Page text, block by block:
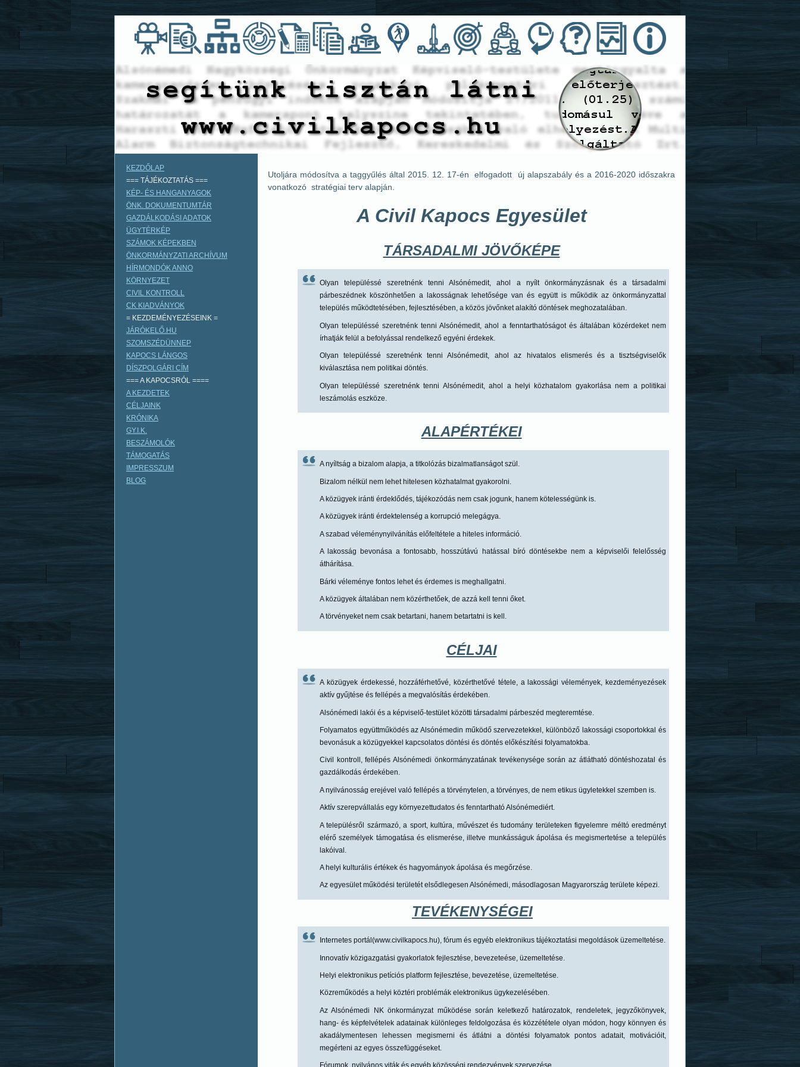
KEZDŐLAP
=== TÁJÉKOZTATÁS ===
KÉP- ÉS HANGANYAGOK
ÖNK. DOKUMENTUMTÁR
GAZDÁLKODÁSI ADATOK
ÜGYTÉRKÉP
SZÁMOK KÉPEKBEN
ÖNKORMÁNYZATI ARCHÍVUM
HÍRMONDÓK ANNO
KÖRNYEZET
CIVIL KONTROLL
CK KIADVÁNYOK
= KEZDEMÉNYEZÉSEINK =
JÁRÓKELŐ.HU
SZOMSZÉDÜNNEP
KAPOCS LÁNGOS
DÍSZPOLGÁRI CÍM
=== A KAPOCSRÓL ====
A KEZDETEK
CÉLJAINK
KRÓNIKA
GY.I.K.
BESZÁMOLÓK
TÁMOGATÁS
IMPRESSZUM
BLOG
Utoljára módosítva a taggyűlés által 2015. 12. 17-én elfogadott új alapszabály és a 2016-2020 időszakra
vonatkozó stratégiai terv alapján.
A Civil Kapocs Egyesület
TÁRSADALMI JÖVŐKÉPE
Olyan településsé szeretnénk tenni Alsónémedit, ahol a nyílt önkormányzásnak és a társadalmi
párbeszédnek köszönhetően a lakosságnak lehetősége van és együtt is működik az önkormányzattal
település működtetésében, fejlesztésében, a közös jövőnket alakító döntések meghozatalában.
Olyan településsé szeretnénk tenni Alsónémedit, ahol a fenntarthatóságot és általában közérdeket nem
írhatják felül a befolyással rendelkező egyéni érdekek.
Olyan településsé szeretnénk tenni Alsónémedit, ahol az hivatalos elismerés és a tisztségviselők
kiválasztása nem politikai döntés.
Olyan településsé szeretnénk tenni Alsónémedit, ahol a helyi közhatalom gyakorlása nem a politikai
leszámolás eszköze.
ALAPÉRTÉKEI
A nyíltság a bizalom alapja, a titkolózás bizalmatlanságot szül.
Bizalom nélkül nem lehet hitelesen közhatalmat gyakorolni.
A közügyek iránti érdeklődés, tájékozódás nem csak jogunk, hanem kötelességünk is.
A közügyek iránti érdektelenség a korrupció melegágya.
A szabad véleménynyilvánítás előfeltétele a hiteles információ.
A lakosság bevonása a fontosabb, hosszútávú hatással bíró döntésekbe nem a képviselői felelősség
áthárítása.
Bárki véleménye fontos lehet és érdemes is meghallgatni.
A közügyek általában nem közérthetőek, de azzá kell tenni őket.
A törvényeket nem csak betartani, hanem betartatni is kell.
CÉLJAI
A közügyek érdekessé, hozzáférhetővé, közérthetővé tétele, a lakossági vélemények, kezdeményezések
aktív gyűjtése és fellépés a megvalósítás érdekében.
Alsónémedi lakói és a képviselő-testület közötti társadalmi párbeszéd megteremtése.
Folyamatos együttműködés az Alsónémedin működő szervezetekkel, különböző lakossági csoportokkal és
bevonásuk a közügyekkel kapcsolatos döntési és döntés előkészítési folyamatokba.
Civil kontroll, fellépés Alsónémedi önkormányzatának tevékenysége során az átlátható döntéshozatal és
gazdálkodás érdekében.
A nyilvánosság erejével való fellépés a törvénytelen, a törvényes, de nem etikus ügyletekkel szemben is.
Aktív szerepvállalás egy környezettudatos és fenntartható Alsónémediért.
A településről származó, a sport, kultúra, művészet és tudomány területeken figyelemre méltó eredményt
elérő személyek támogatása és elismerése, illetve munkásságuk ápolása és megismertetése a település
lakóival.
A helyi kulturális értékek és hagyományok ápolása és megőrzése.
Az egyesület működési területét elsődlegesen Alsónémedi, másodlagosan Magyarország területe képezi.
TEVÉKENYSÉGEI
Internetes portál(www.civilkapocs.hu), fórum és egyéb elektronikus tájékoztatási megoldások üzemeltetése.
Innovatív közigazgatási gyakorlatok fejlesztése, bevezeteése, üzemeltetése.
Helyi elektronikus petíciós platform fejlesztése, bevezetése, üzemeltetése.
Közreműködés a helyi köztéri problémák elektronikus ügykezelésében.
Az Alsónémedi NK önkormányzat működése során keletkező határozatok, rendeletek, jegyzőkönyvek,
hang- és képfelvételek adatainak különleges feldolgozása és közzététele olyan módon, hogy könnyen és
akadálymentesen lehessen megismerni és átlátni a döntési folyamatok pontos adatait, motivációit,
megérteni az egyes összefüggéseket.
Fórumok, nyilvános viták és egyéb közösségi rendezvények szervezése